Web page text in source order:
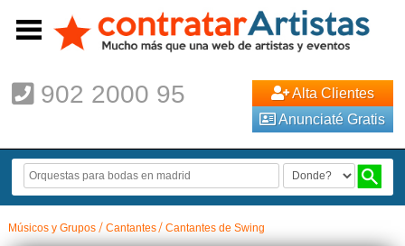
902 2000 95
Alta Clientes
Anunciaté Gratis
Músicos y Grupos Cantantes Cantantes de Swing